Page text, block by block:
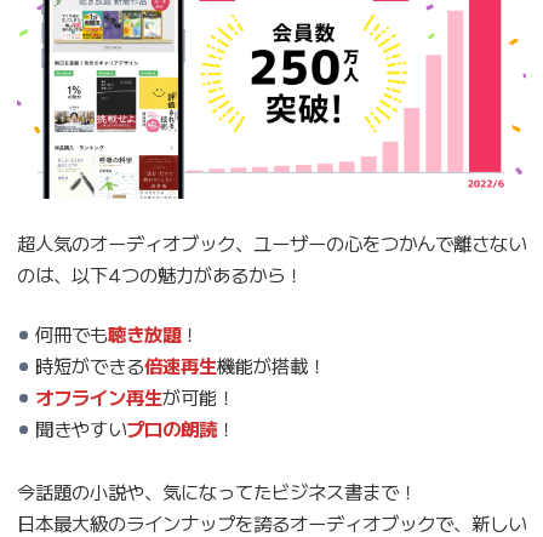
超人気のオーディオブック、ユーザーの心をつかんで離さない
のは、以下4つの魅力があるから！
何冊でも聴き放題！
時短ができる倍速再生機能が搭載！
オフライン再生が可能！
聞きやすいプロの朗読 ！
今話題の小説や、気になってたビジネス書まで！
日本最大級のラインナップを誇るオーディオブックで、新しい